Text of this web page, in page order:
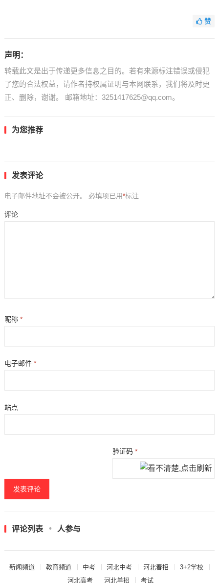
赞
声明：
转载此文是出于传递更多信息之目的。若有来源标注错误或侵犯
了您的合法权益，请作者持权属证明与本网联系，我们将及时更
正、删除，谢谢。 邮箱地址：3251417625@qq.com。
为您推荐
发表评论
电子邮件地址不会被公开。 必填项已用*标注
评论
昵称 *
电子邮件 *
站点
验证码*
评论列表 人参与
新闻频道 教育频道 中考 河北中考 河北春招
3+2学校
河北高考
河北单招 考试